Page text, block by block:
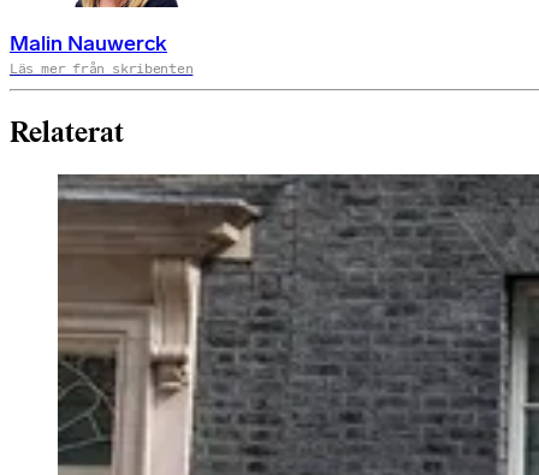
Malin Nauwerck
Läs mer från skribenten
Relaterat